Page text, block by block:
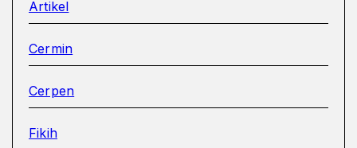
Artikel
Cermin
Cerpen
Fikih